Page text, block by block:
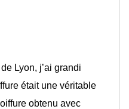
Lyon, j’ai grandi
était une véritable
obtenu avec